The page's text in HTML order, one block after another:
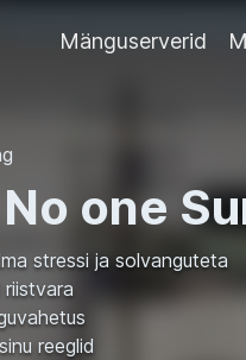
Mänguserverid
one
stressi ja solvanguteta
riistvara
reeglid